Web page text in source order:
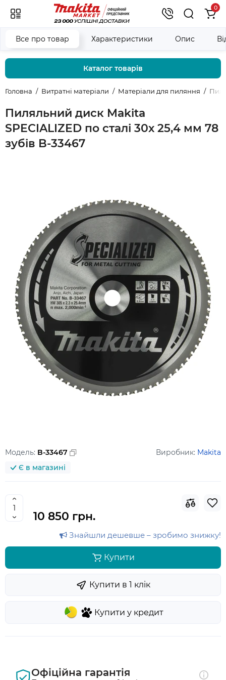
0
Каталог товарів
Головна Витратні матеріали Матеріали для пиляння
Пиляльний диск Makita
SPECIALIZED по сталі 30х 25,4 мм 78
зубів B-33467
Все про товар Характеристики Опис
Модель: B-33467 Виробник: Makita
Є в магазині
10 850 грн.
Знайшли дешевше – зробимо знижку!
Купити
Купити у кредит
Купити в 1 клiк
Офіційна гарантія